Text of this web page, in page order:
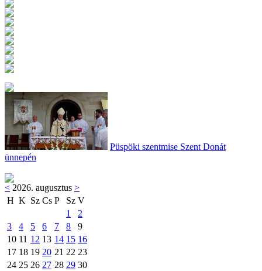
Püspöki szentmise Szent Donát
ünnepén
< 2026. augusztus >
H K Sz Cs P Sz V
1
2
3
4 5 6 7 8
9
10 11 12 13 14 15 16
17 18 19 20 21 22 23
24 25 26 27 28 29 30